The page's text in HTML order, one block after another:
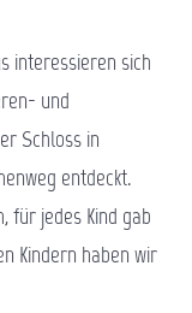
interessieren sich
und
Schloss in
entdeckt.
für jedes Kind gab
Kindern haben wir